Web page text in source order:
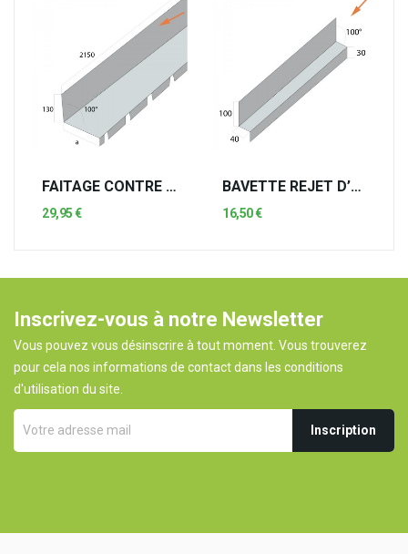
FAITAGE CONTRE MUR
29,95 €
BAVETTE REJET D’EAU
16,50 €
Inscrivez-vous à notre Newsletter
Vous pouvez vous désinscrire à tout moment. Vous trouverez
pour cela nos informations de contact dans les conditions
d'utilisation du site.